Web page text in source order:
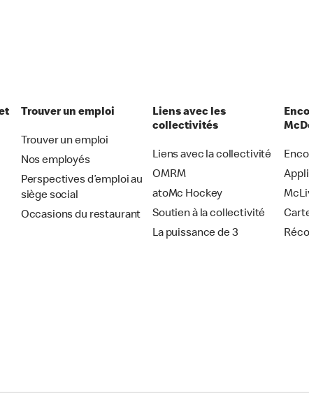
Trouver un emploi
Trouver un emploi
Nos employés
Perspectives d’emploi au
siège social
Occasions du restaurant
Liens avec les
collectivités
Liens avec la collectivité
OMRM
atoMc Hockey
Soutien à la collectivité
La puissance de 3